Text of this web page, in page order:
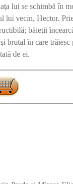
lui se schimbă în
lui vecin, Hector.
băieţii
brutal în care
de ei.